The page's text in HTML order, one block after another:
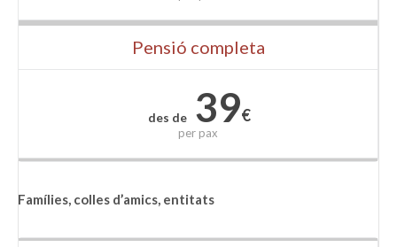
Pensió completa
des de39€
per pax
Famílies, colles d’amics, entitats